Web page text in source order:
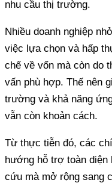
nhu cầu thị trường.
Nhiều doanh nghiệp
việc lựa chọn và hấp
chế về vốn mà còn do
vấn phù hợp. Thế nên
trường và khả năng
vẫn còn khoản cách.
Từ thực tiễn đó, các
hướng hỗ trợ toàn
cứu mà mở rộng sang